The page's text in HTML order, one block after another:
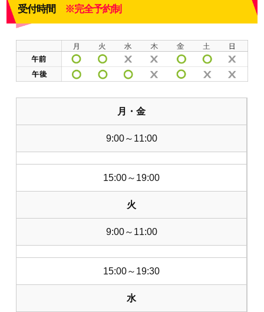
受付時間 ※完全予約制
月・金
9:00～11:00
15:00～19:00
火
9:00～11:00
15:00～19:30
水